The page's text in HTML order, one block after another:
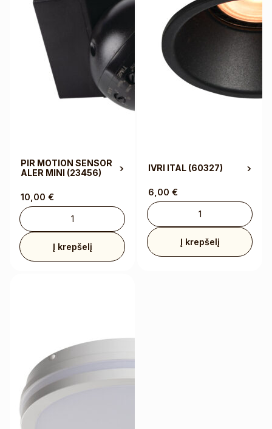
PIR MOTION SENSOR
ALER MINI (23456)
10,00 €
Į krepšelį
IVRI ITAL (60327)
6,00 €
Į krepšelį